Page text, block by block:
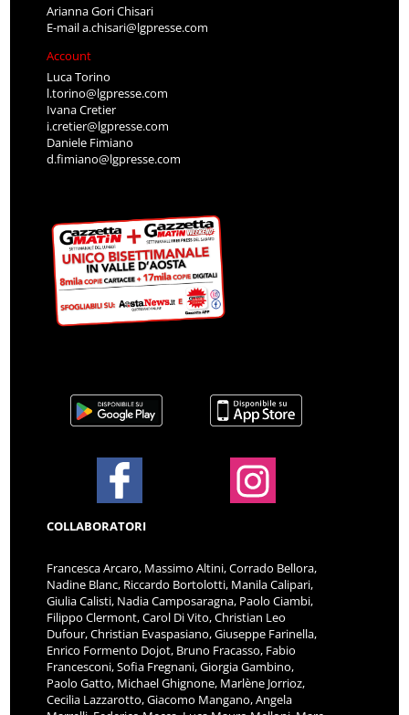
Arianna Gori Chisari
E-maila.chisari@lgpresse.com
Account
Luca Torino
l.torino@lgpresse.com
Ivana Cretier
i.cretier@lgpresse.com
Daniele Fimiano
d.fimiano@lgpresse.com
COLLABORATORI
Francesca Arcaro, Massimo Altini, Corrado Bellora,
Nadine Blanc, Riccardo Bortolotti, Manila Calipari,
Giulia Calisti, Nadia Camposaragna, Paolo Ciambi,
Filippo Clermont, Carol Di Vito, Christian Leo
Dufour, Christian Evaspasiano, Giuseppe Farinella,
Enrico Formento Dojot, Bruno Fracasso, Fabio
Francesconi, Sofia Fregnani, Giorgia Gambino,
Paolo Gatto, Michael Ghignone, Marlène Jorrioz,
Cecilia Lazzarotto, Giacomo Mangano, Angela